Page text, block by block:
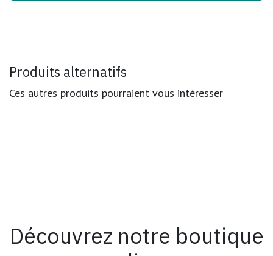
Produits alternatifs
Ces autres produits pourraient vous intéresser
Découvrez notre boutique